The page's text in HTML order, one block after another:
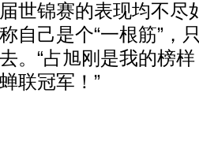
世锦赛的表现均不尽
自己是个“一根筋”，
。“占旭刚是我的榜
联冠军！”